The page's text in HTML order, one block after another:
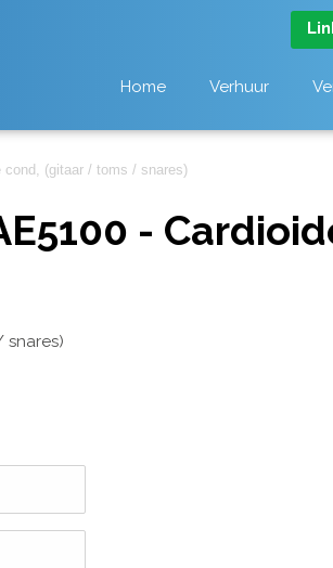
Home Verhuur
cond, (gitaar / toms / snares)
-
snares)